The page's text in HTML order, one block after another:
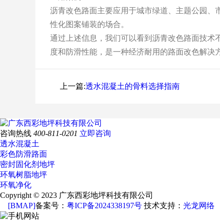
沥青改色路面主要应用于城市绿道、主题公园
性化图案铺装的场合。
通过上述信息，我们可以看到沥青改色路面技
度和防滑性能，是一种经济耐用的路面改色解决
上一篇:​透水混凝土的骨料选择指南
咨询热线 400-811-0201 立即咨询
透水混凝土
彩色防滑路面
密封固化剂地坪
环氧树脂地坪
环氧净化
Copyright © 2023 广东西彩地坪科技有限公司
[BMAP]备案号： 粤ICP备2024338197号 技术支持： 光龙网络